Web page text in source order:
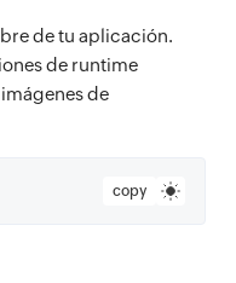
de tu aplicación.
de runtime
de
copy